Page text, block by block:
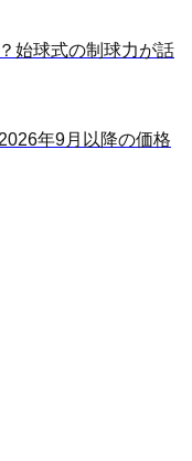
始球式の制球力が話
年9月以降の価格